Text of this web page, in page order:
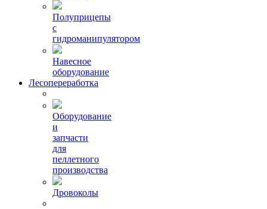
Полуприцепы
с
гидроманипулятором
Навесное
оборудование
Лесопереработка
Оборудование
и
запчасти
для
пеллетного
производства
Дровоколы